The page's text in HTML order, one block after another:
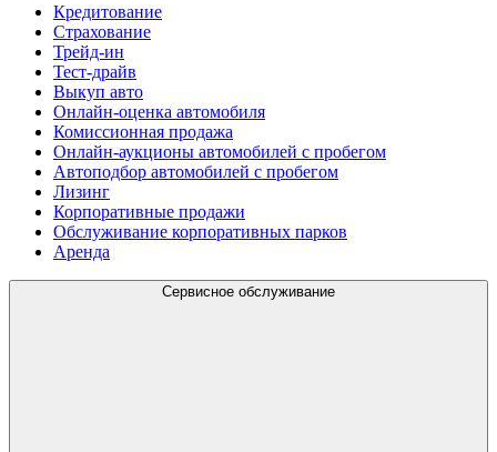
Кредитование
Страхование
Трейд-ин
Тест-драйв
Выкуп авто
Онлайн-оценка автомобиля
Комиссионная продажа
Онлайн-аукционы автомобилей с пробегом
Автоподбор автомобилей с пробегом
Лизинг
Корпоративные продажи
Обслуживание корпоративных парков
Аренда
Сервисное обслуживание